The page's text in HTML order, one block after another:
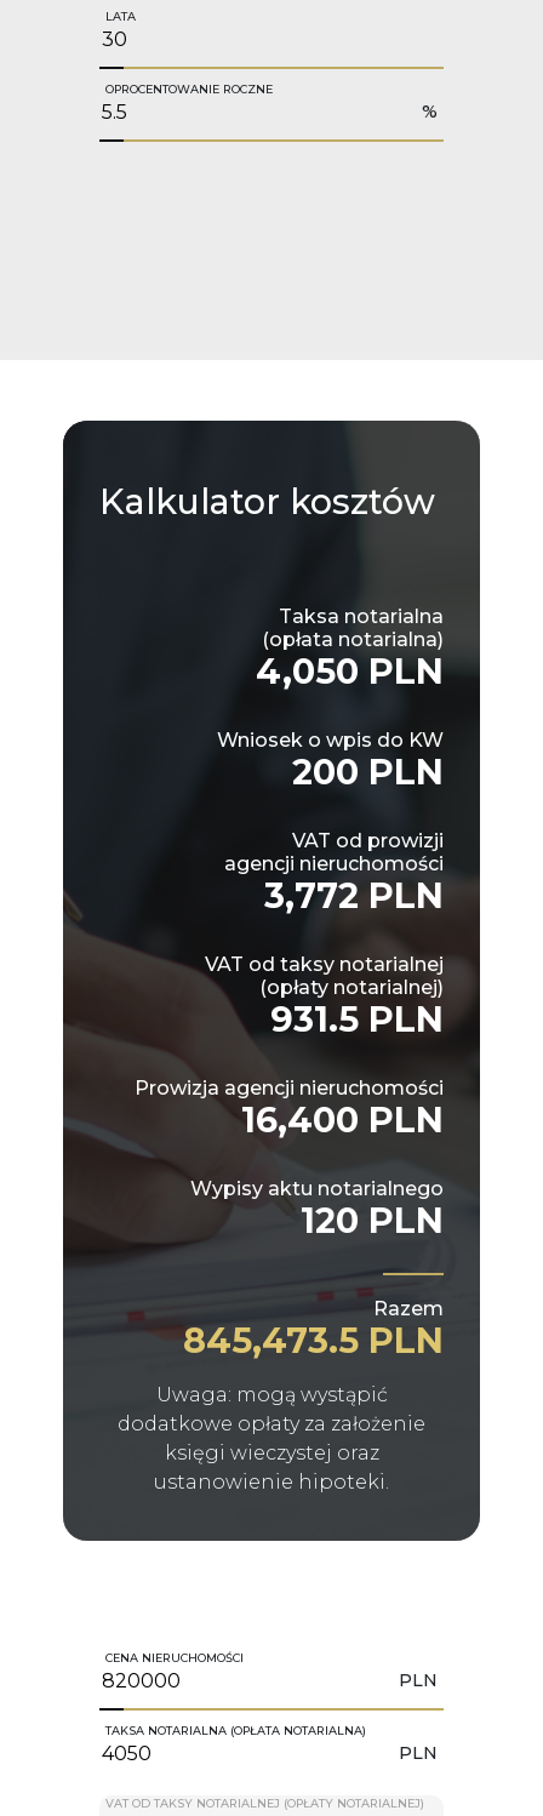
LATA
OPROCENTOWANIE ROCZNE
%
Kalkulator kosztów
Taksa notarialna
(opłata notarialna)
4,050 PLN
Wniosek o wpis do KW
200 PLN
VAT od prowizji
agencji nieruchomości
3,772 PLN
VAT od taksy notarialnej
(opłaty notarialnej)
931.5 PLN
Prowizja agencji nieruchomości
16,400 PLN
Wypisy aktu notarialnego
120 PLN
Razem
845,473.5 PLN
Uwaga: mogą wystąpić
dodatkowe opłaty za założenie
księgi wieczystej oraz
ustanowienie hipoteki.
CENA NIERUCHOMOŚCI
PLN
TAKSA NOTARIALNA (OPŁATA NOTARIALNA)
PLN
VAT OD TAKSY NOTARIALNEJ (OPŁATY NOTARIALNEJ)